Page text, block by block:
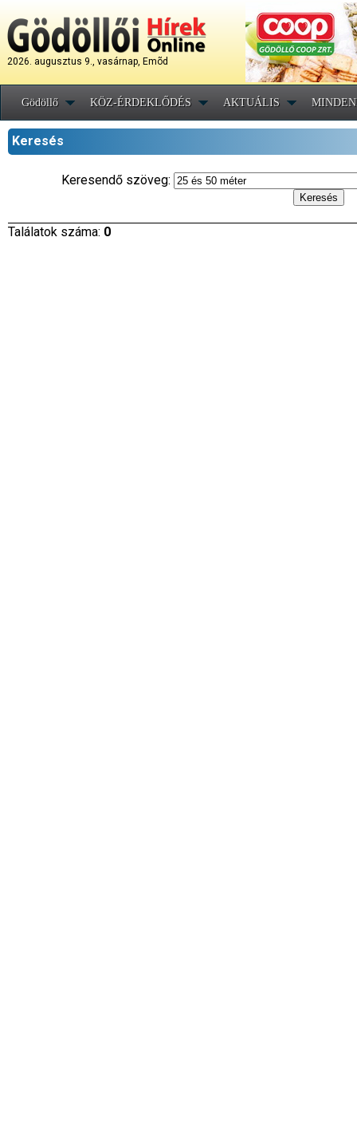
2026. augusztus 9., vasárnap, Emõd
Gödöllő KÖZ-ÉRDEKLŐDÉS AKTUÁLIS
Keresés
Keresendő szöveg:
Találatok száma: 0